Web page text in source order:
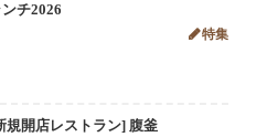
チ2026
特集
規開店レストラン] 腹釜